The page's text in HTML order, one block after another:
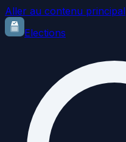
Aller au contenu principal
Elections